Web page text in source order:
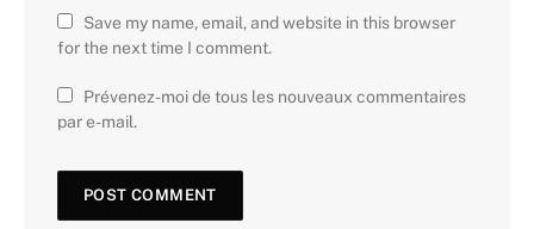
Save my name, email, and website in this browser
for the next time I comment.
Prévenez-moi de tous les nouveaux commentaires
par e-mail.